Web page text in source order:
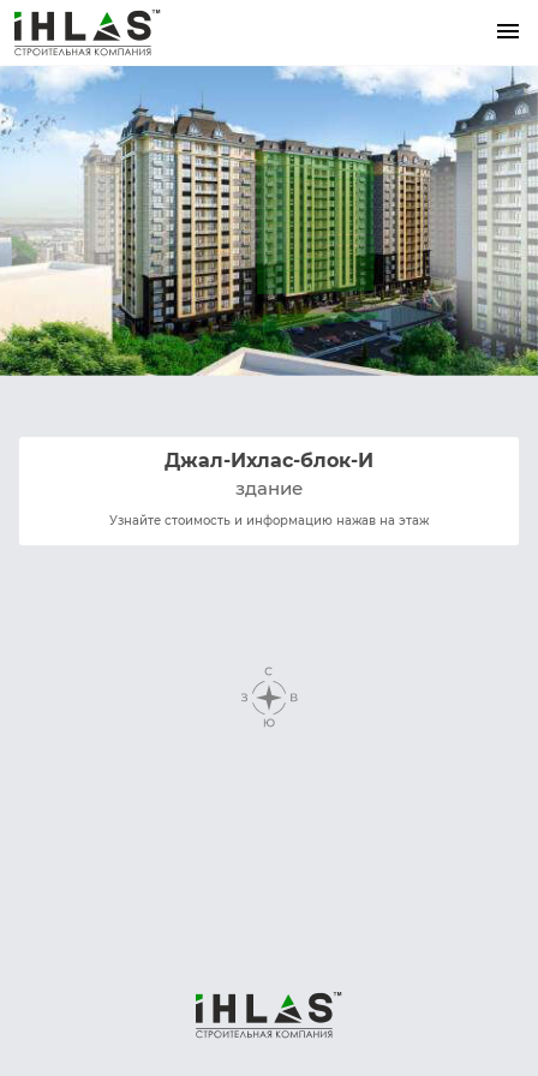
menu
Джал-Ихлас-блок-И
здание
Узнайте стоимость и информацию нажав на этаж